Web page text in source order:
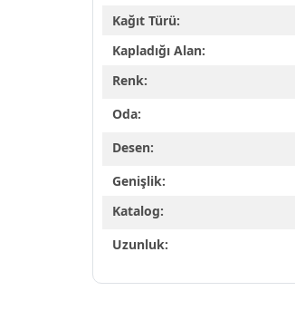
Kağıt Türü:
Kapladığı Alan:
Renk:
Oda:
Desen:
Genişlik:
Katalog:
Uzunluk: